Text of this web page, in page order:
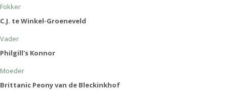
Fokker
C.J. te Winkel-Groeneveld
Vader
Philgill's Konnor
Moeder
Brittanic Peony van de Bleckinkhof